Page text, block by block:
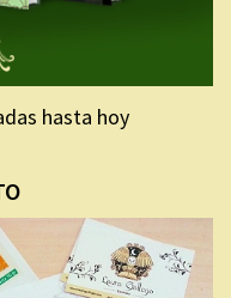
hasta hoy